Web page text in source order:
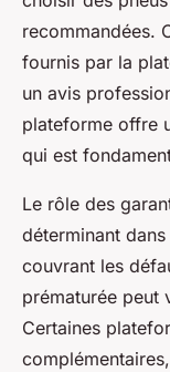
recommandées.
fournis par la
un avis
plateforme offre
qui est
Le rôle des
déterminant
couvrant les
prématurée peut
Certaines